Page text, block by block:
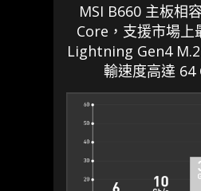
MSI B660 主板相
Core，支援市場上
Lightning Gen4
輸速度高達 64